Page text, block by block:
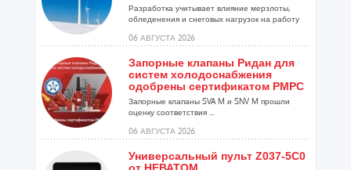
Разработка учитывает влияние мерзлоты,
обледенения и снеговых нагрузок на работу
06 АВГУСТА 2026
Запорные клапаны Ридан для
систем холодоснабжения
одобрены сертификатом РМРС
Запорные клапаны SVA M и SNV M прошли
оценку соответствия ...
06 АВГУСТА 2026
Универсальный пульт Z037-5C0
от НЕВАТОМ